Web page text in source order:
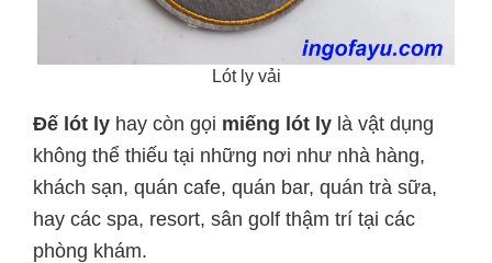
Lót ly vải
Đế lót ly hay còn gọi miếng lót ly là vật dụng
không thể thiếu tại những nơi như nhà hàng,
khách sạn, quán cafe, quán bar, quán trà sữa,
hay các spa, resort, sân golf thậm trí tại các
phòng khám.